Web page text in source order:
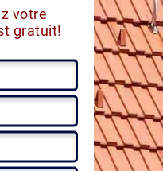
votre
gratuit!